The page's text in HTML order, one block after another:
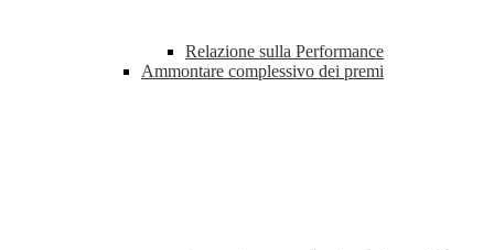
Relazione sulla Performance
Ammontare complessivo dei premi